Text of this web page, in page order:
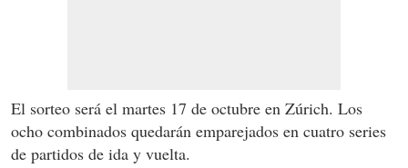
El sorteo será el martes 17 de octubre en Zúrich. Los
ocho combinados quedarán emparejados en cuatro series
de partidos de ida y vuelta.